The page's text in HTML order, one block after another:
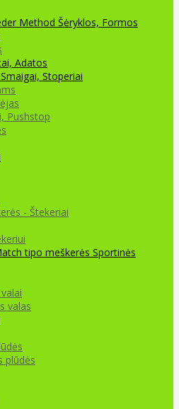
Method Šėryklos, Formos
Adatos
Stoperiai
Pushstop
- Štekeriai
tipo meškerės Sportinės
valas
plūdės